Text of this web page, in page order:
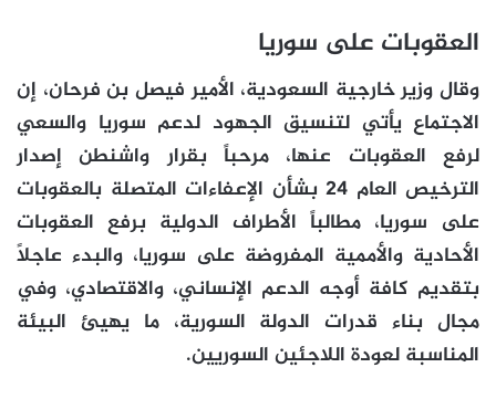
العقوبات على سوريا
وقال وزير خارجية السعودية، الأمير فيصل بن فرحان، إن
الاجتماع يأتي لتنسيق الجهود لدعم سوريا والسعي
لرفع العقوبات عنها، مرحباً بقرار واشنطن إصدار
الترخيص العام 24 بشأن الإعفاءات المتصلة بالعقوبات
على سوريا، مطالباً الأطراف الدولية برفع العقوبات
الأحادية والأممية المفروضة على سوريا، والبدء عاجلاً
بتقديم كافة أوجه الدعم الإنساني، والاقتصادي، وفي
مجال بناء قدرات الدولة السورية، ما يهيئ البيئة
المناسبة لعودة اللاجئين السوريين.